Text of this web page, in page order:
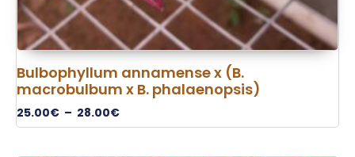
Bulbophyllum annamense x (B.
macrobulbum x B. phalaenopsis)
25.00€ – 28.00€